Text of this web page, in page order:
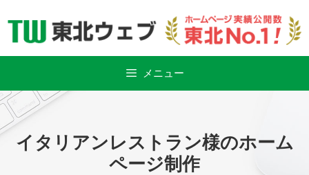
メニュー
イタリアンレストラン様のホーム
ページ制作